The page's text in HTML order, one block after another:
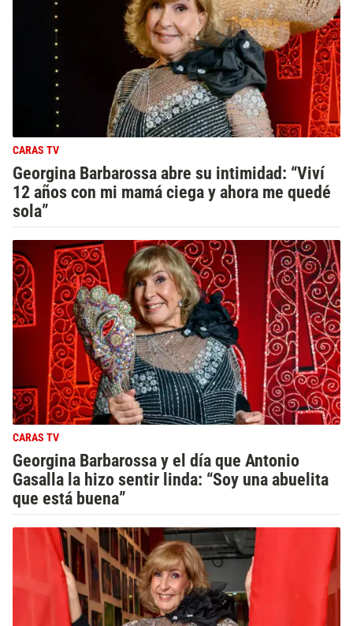
CARAS TV
Georgina Barbarossa abre su intimidad: “Viví
12 años con mi mamá ciega y ahora me quedé
sola”
CARAS TV
Georgina Barbarossa y el día que Antonio
Gasalla la hizo sentir linda: “Soy una abuelita
que está buena”